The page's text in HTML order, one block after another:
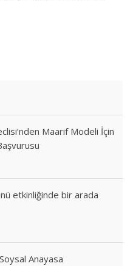
Maarif Modeli İçin
etkinliğinde bir arada
Anayasa